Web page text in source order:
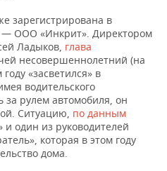
зарегистрирована в
— ООО «Инкрит». Директором
Ладыков, глава
несовершеннолетний (на
«засветился» в
водительского
за рулем автомобиля, он
Ситуацию, по данным
один из руководителей
которая в этом году
дома.